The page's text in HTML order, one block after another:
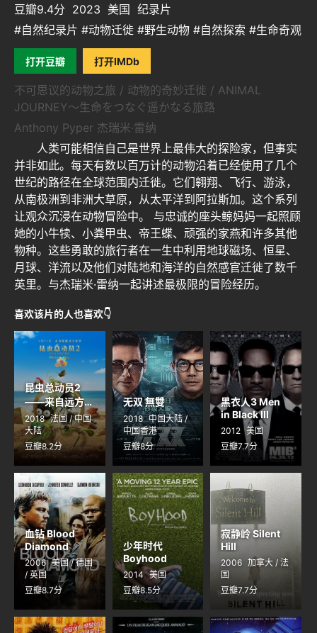
豆瓣9.4分 2023 美国 纪录片
#自然纪录片 #动物迁徙 #野生动物 #自然探索 #生命奇观
打开豆瓣 打开IMDb
不可思议的动物之旅 / 动物的奇妙迁徙 / ANIMAL
JOURNEY～生命をつなぐ遥かなる旅路
Anthony Pyper 杰瑞米·雷纳
人类可能相信自己是世界上最伟大的探险家，但事实
并非如此。每天有数以百万计的动物沿着已经使用了几个
世纪的路径在全球范围内迁徙。它们翱翔、飞行、游泳，
从南极洲到非洲大草原，从太平洋到阿拉斯加。这个系列
让观众沉浸在动物冒险中。 与忠诚的座头鲸妈妈一起照顾
她的小牛犊、小粪甲虫、帝王蝶、顽强的家燕和许多其他
物种。这些勇敢的旅行者在一生中利用地球磁场、恒星、
月球、洋流以及他们对陆地和海洋的自然感官迁徙了数千
英里。与杰瑞米·雷纳一起讲述最极限的冒险经历。
喜欢该片的人也喜欢👇
昆虫总动员2
——来自远方的
后援军
Minuscule 2 -
Les
mandibules
du bout du
monde
2018 法国 / 中国
大陆
豆瓣8.2分
无双 無雙
2018 中国大陆 /
中国香港
豆瓣8分
黑衣人3 Men
in Black III
2012 美国
豆瓣7.7分
血钻 Blood
Diamond
2006 美国 / 德国
/ 英国
豆瓣8.7分
少年时代
Boyhood
2014 美国
豆瓣8.5分
寂静岭 Silent
Hill
2006 加拿大 / 法
国
豆瓣7.7分